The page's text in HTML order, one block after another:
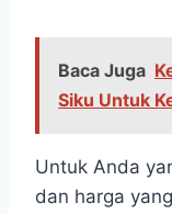
Baca Juga
Siku Untuk
Untuk Anda
dan harga